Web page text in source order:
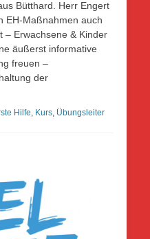
Bütthard. Herr Engert
EH-Maßnahmen auch
– Erwachsene & Kinder
äußerst informative
freuen –
der
Hilfe, Kurs, Übungsleiter